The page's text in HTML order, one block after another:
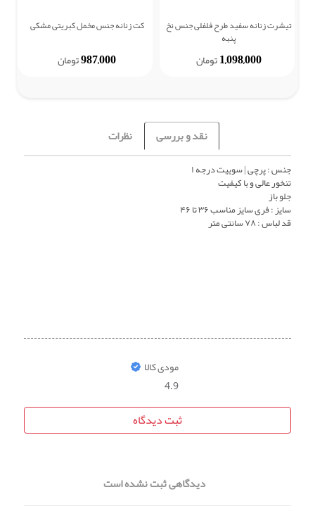
تیشرت زنانه سفید طرح فلفلی جنس نخ
پنبه
1,098,000تومان
کت زنانه جنس مخمل کبریتی مشکی
987,000تومان
نقد و بررسی نظرات
جنس : پرچی | سوییت درجه ۱
تنخور عالی و با کیفیت
جلو باز
سایز : فری سایز مناسب ۳۶ تا ۴۶
قد لباس : ۷۸ سانتی متر
مودی کالا
4.9
ثبت دیدگاه
دیدگاهی ثبت نشده است